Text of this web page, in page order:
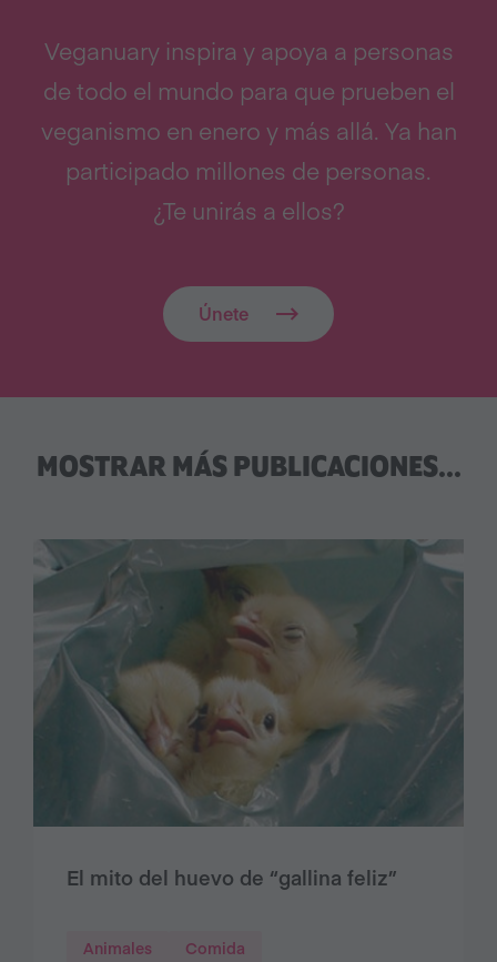
Veganuary inspira y apoya a personas
de todo el mundo para que prueben el
veganismo en enero y más allá. Ya han
participado millones de personas.
¿Te unirás a ellos?
Únete
MOSTRAR MÁS PUBLICACIONES...
El mito del huevo de “gallina feliz”
Animales Comida